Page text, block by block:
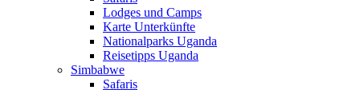
Lodges und Camps
Karte Unterkünfte
Nationalparks Uganda
Reisetipps Uganda
Simbabwe
Safaris